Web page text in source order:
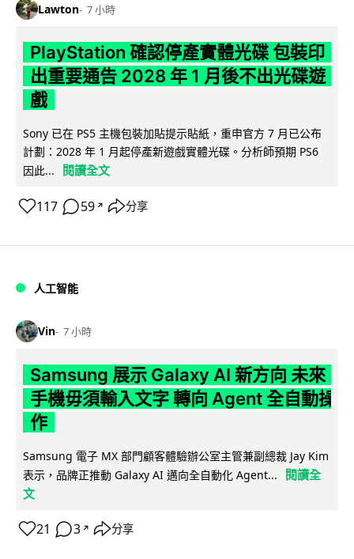
Lawton 7 小時
PlayStation 確認停產實體光碟 包裝印
出重要通告 2028 年 1 月後不出光碟遊
戲
Sony 已在 PS5 主機包裝加貼提示貼紙，重申官方 7 月已公布
計劃：2028 年 1 月起停產新遊戲實體光碟。分析師預期 PS6
因此...
閱讀全文
117 59 ↗ 分享
人工智能
Vin 7 小時
Samsung 展示 Galaxy AI 新方向 未來
手機毋須輸入文字 轉向 Agent 全自動操
作
Samsung 電子 MX 部門顧客體驗辦公室主管兼副總裁 Jay Kim
表示，品牌正推動 Galaxy AI 邁向全自動化 Agent...
閱讀全
文
21 3 ↗ 分享